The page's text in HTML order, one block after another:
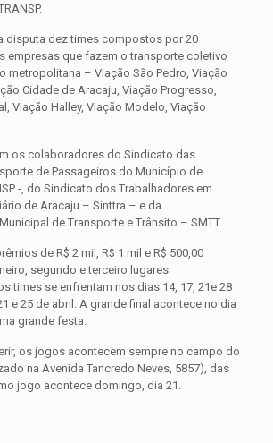
disputa dez times compostos por 20
empresas que fazem o transporte coletivo
metropolitana – Viação São Pedro, Viação
Cidade de Aracaju, Viação Progresso,
Viação Halley, Viação Modelo, Viação
os colaboradores do Sindicato das
de Passageiros do Município de
-, do Sindicato dos Trabalhadores em
de Aracaju – Sinttra – e da
de Transporte e Trânsito – SMTT .
de R$ 2 mil, R$ 1 mil e R$ 500,00
segundo e terceiro lugares
times se enfrentam nos dias 14, 17, 21e 28
e 25 de abril. A grande final acontece no dia
grande festa.
os jogos acontecem sempre no campo do
na Avenida Tancredo Neves, 5857), das
jogo acontece domingo, dia 21.